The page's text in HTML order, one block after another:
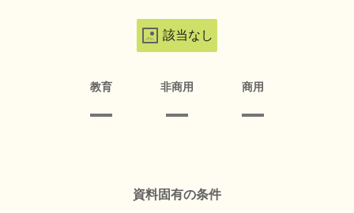
該当なし
教育 非商用 商用
資料固有の条件